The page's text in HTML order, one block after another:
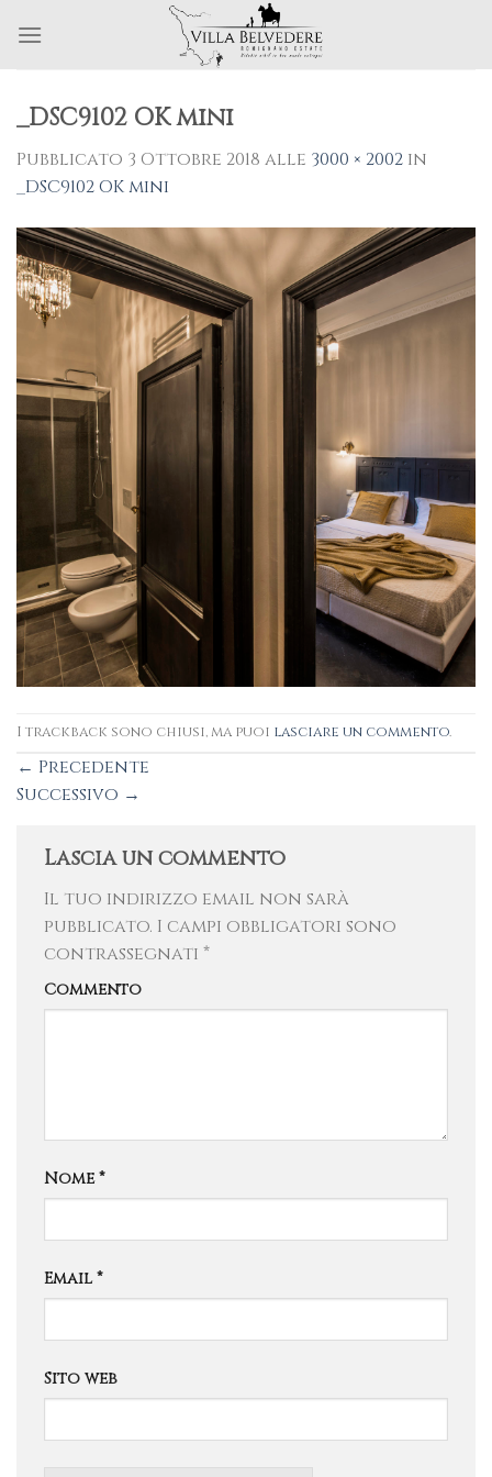
to
_DSC9102 OK mini
Pubblicato 3 Ottobre 2018 alle 3000 × 2002 in
_DSC9102 OK mini
I trackback sono chiusi, ma puoi lasciare un commento.
← Precedente
Successivo →
Lascia un commento
Il tuo indirizzo email non sarà
pubblicato. I campi obbligatori sono
contrassegnati *
Commento
Nome*
Email*
Sito web